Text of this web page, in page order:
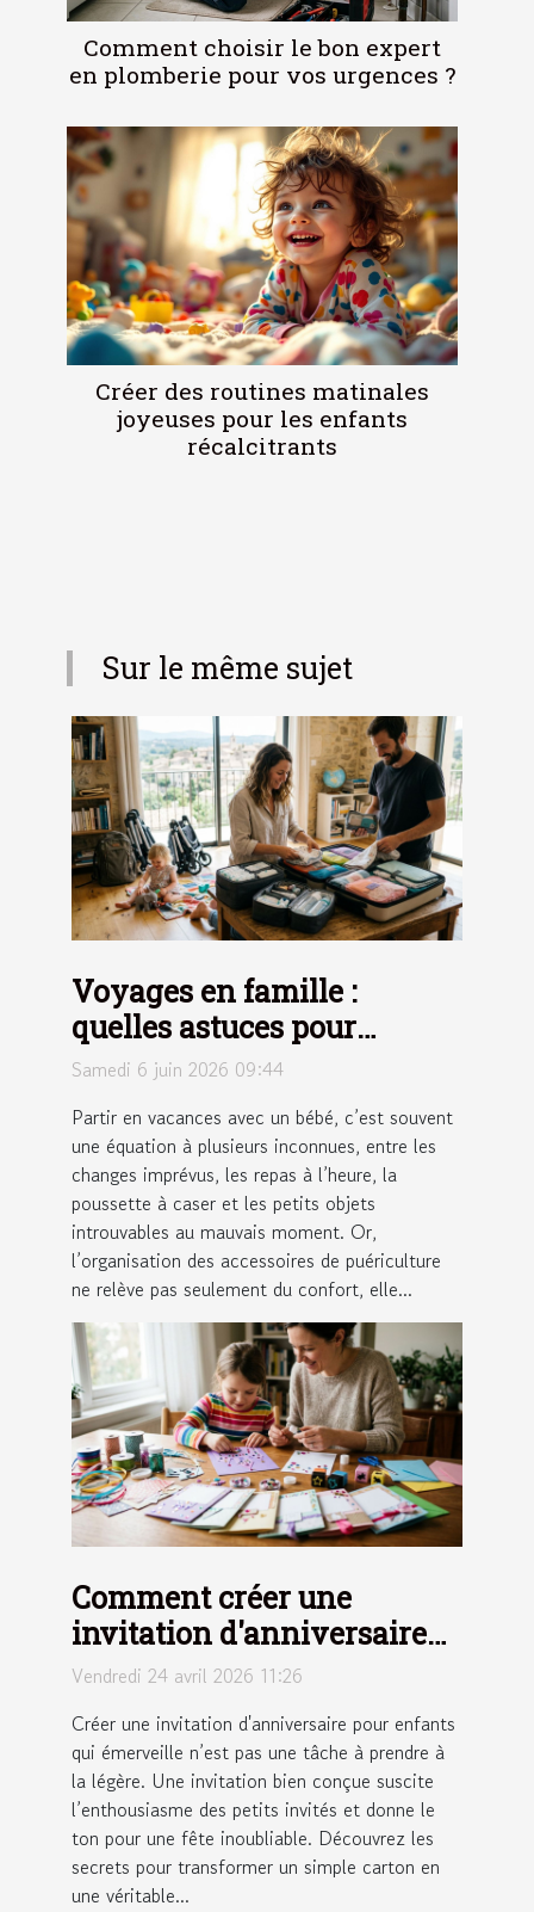
Comment choisir le bon expert
en plomberie pour vos urgences ?
Créer des routines matinales
joyeuses pour les enfants
récalcitrants
Sur le même sujet
Voyages en famille :
quelles astuces pour
optimiser l’organisation
puériculture ?
Samedi 6 juin 2026 09:44
Partir en vacances avec un bébé, c’est souvent
une équation à plusieurs inconnues, entre les
changes imprévus, les repas à l’heure, la
poussette à caser et les petits objets
introuvables au mauvais moment. Or,
l’organisation des accessoires de puériculture
ne relève pas seulement du confort, elle...
Comment créer une
invitation d'anniversaire
pour enfants qui
Vendredi 24 avril 2026 11:26
Créer une invitation d'anniversaire pour enfants
qui émerveille n’est pas une tâche à prendre à
la légère. Une invitation bien conçue suscite
l’enthousiasme des petits invités et donne le
ton pour une fête inoubliable. Découvrez les
secrets pour transformer un simple carton en
une véritable...